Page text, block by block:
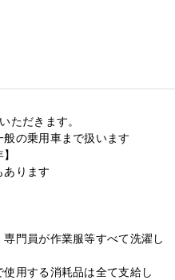
ただきます。
般の乗用車まで扱います
あります
門員が作業服等すべて洗濯し
用する消耗品は全て支給し